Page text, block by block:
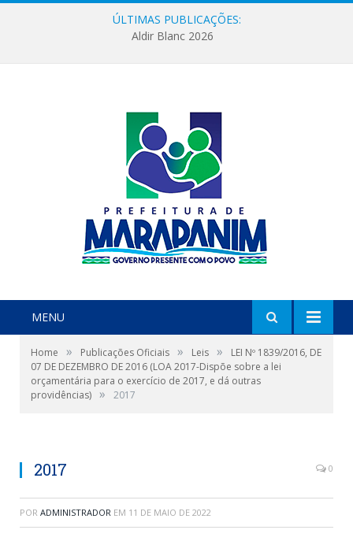
ÚLTIMAS PUBLICAÇÕES:
Aldir Blanc 2026
MENU
Home » Publicações Oficiais » Leis »
LEI Nº 1839/2016, DE
07 DE DEZEMBRO DE 2016 (LOA 2017-Dispõe sobre a lei
orçamentária para o exercício de 2017, e dá outras
providências) » 2017
2017 0
POR ADMINISTRADOR EM 11 DE MAIO DE 2022